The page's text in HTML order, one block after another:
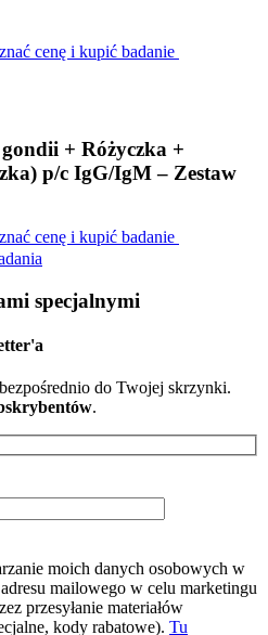
cenę i kupić badanie
+ Różyczka +
p/c IgG/IgM – Zestaw
cenę i kupić badanie
specjalnymi
do Twojej skrzynki.
.
moich danych osobowych w
mailowego w celu marketingu
przesyłanie materiałów
kody rabatowe). Tu